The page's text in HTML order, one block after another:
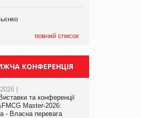
на
повний список
КОНФЕРЕНЦІЯ
|
та конференції
Master-2026:
- Власна перевага